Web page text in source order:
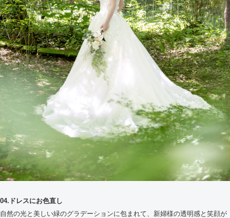
04.ドレスにお色直し
自然の光と美しい緑のグラデーションに包まれて、新婦様の透明感と笑顔が